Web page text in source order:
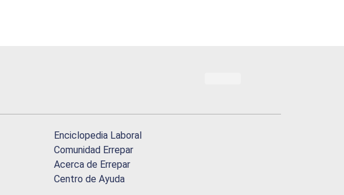
Enciclopedia Laboral
Comunidad Errepar
Acerca de Errepar
Centro de Ayuda